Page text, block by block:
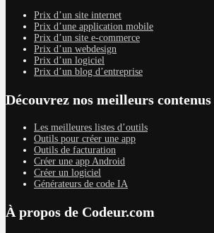
Prix d’un site internet
Prix d’une application mobile
Prix d’un site e-commerce
Prix d’un webdesign
Prix d’un logiciel
Prix d’un blog d’entreprise
Découvrez nos meilleurs contenus
Les meilleures listes d’outils
Outils pour créer une app
Outils de facturation
Créer une app Android
Créer un logiciel
Générateurs de code IA
À propos de Codeur.com